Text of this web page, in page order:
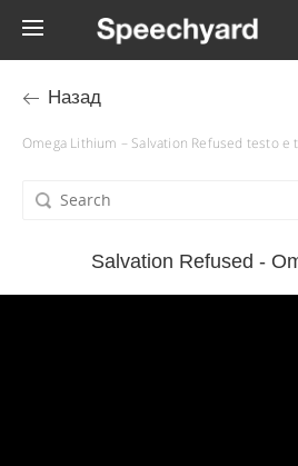
Назад
Omega Lithium – Salvation Refused testo
Salvation Refused -